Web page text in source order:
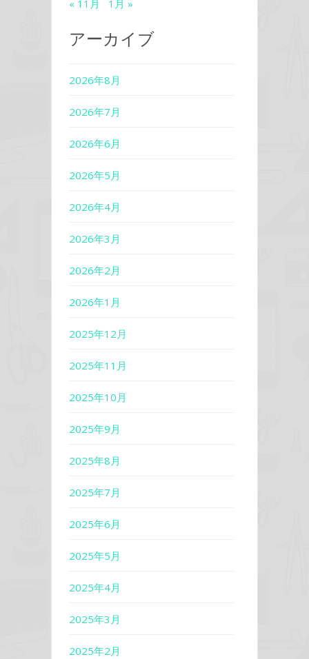
« 11月 1月 »
アーカイブ
2026年8月
2026年7月
2026年6月
2026年5月
2026年4月
2026年3月
2026年2月
2026年1月
2025年12月
2025年11月
2025年10月
2025年9月
2025年8月
2025年7月
2025年6月
2025年5月
2025年4月
2025年3月
2025年2月